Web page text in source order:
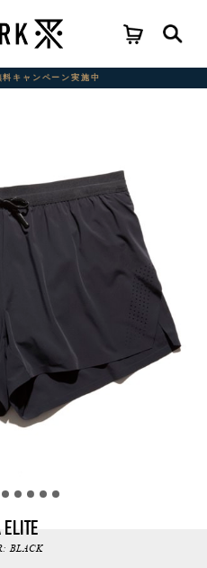
キャンペーン実施中
ELITE
BLACK